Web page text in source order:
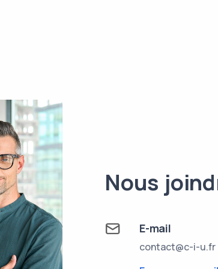
Nous
E-mail
contact@c-i-u.fr